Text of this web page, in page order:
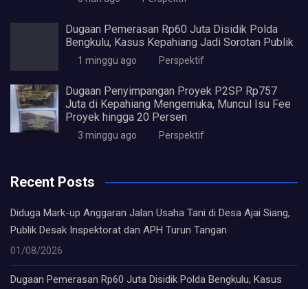
Dugaan Pemerasan Rp60 Juta Disidik Polda
Bengkulu, Kasus Kepahiang Jadi Sorotan Publik
1 minggu ago Perspektif
Dugaan Penyimpangan Proyek P2SP Rp757
Juta di Kepahiang Mengemuka, Muncul Isu Fee
Proyek hingga 20 Persen
3 minggu ago Perspektif
Recent Posts
Diduga Mark-up Anggaran Jalan Usaha Tani di Desa Ajai Siang,
Publik Desak Inspektorat dan APH Turun Tangan
01/08/2026
Dugaan Pemerasan Rp60 Juta Disidik Polda Bengkulu, Kasus